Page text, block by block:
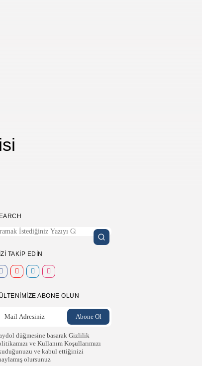
TAKIP EDIN
ABONE OLUN
düğmesine basarak Gizlilik
ve Kullanım Koşullarımızı
ve kabul ettiğinizi
olursunuz